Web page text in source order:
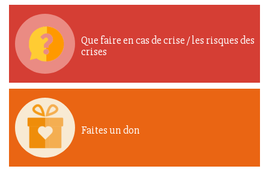
Que faire en cas de crise / les risques des
crises
Faites un don